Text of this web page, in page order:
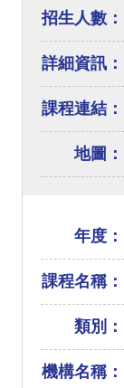
招生人數：
詳細資訊：
課程連結：
地圖：
年度：
課程名稱：
類別：
機構名稱：